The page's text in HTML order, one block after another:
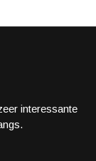
interessante